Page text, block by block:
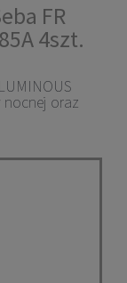
FR
4szt.
nocnej oraz